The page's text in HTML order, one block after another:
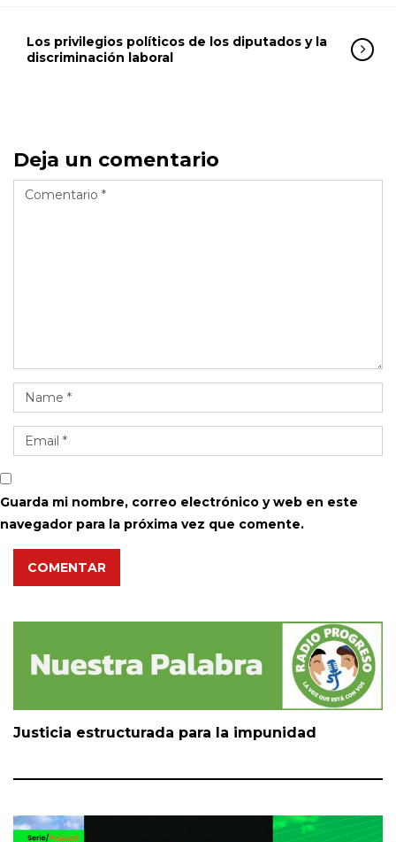
Los privilegios políticos de los diputados y la
discriminación laboral
Deja un comentario
Guarda mi nombre, correo electrónico y web en este
navegador para la próxima vez que comente.
COMENTAR
Justicia estructurada para la impunidad